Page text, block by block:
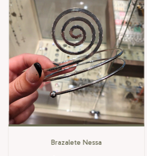
Brazalete Nessa